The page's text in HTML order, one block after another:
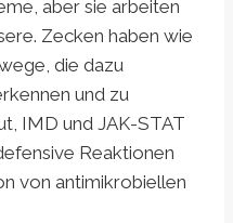
aber sie arbeiten
Zecken haben wie
die dazu
und zu
IMD und JAK-STAT
Reaktionen
von antimikrobiellen